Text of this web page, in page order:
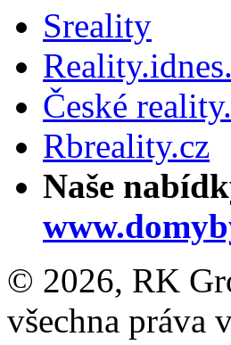
Sreality
České
Rbreality.cz
Naše
© 2026, RK
všechna práva